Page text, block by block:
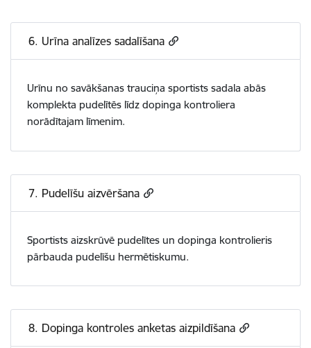
6. Urīna analīzes sadalīšana
Urīnu no savākšanas trauciņa sportists sadala abās
komplekta pudelītēs līdz dopinga kontroliera
norādītajam līmenim.
7. Pudelīšu aizvēršana
Sportists aizskrūvē pudelītes un dopinga kontrolieris
pārbauda pudelīšu hermētiskumu.
8. Dopinga kontroles anketas aizpildīšana